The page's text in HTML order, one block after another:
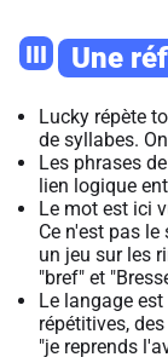
III Une
Lucky répète
de syllabes.
Les phrases
lien logique
Le mot est ici
Ce n'est pas
un jeu sur les
"bref" et
Le langage
répétitives,
"je reprends